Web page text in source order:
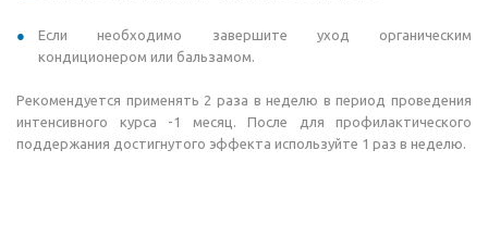
Если необходимо завершите уход органическим
кондиционером или бальзамом.
Рекомендуется применять 2 раза в неделю в период проведения
интенсивного курса -1 месяц. После для профилактического
поддержания достигнутого эффекта используйте 1 раз в неделю.